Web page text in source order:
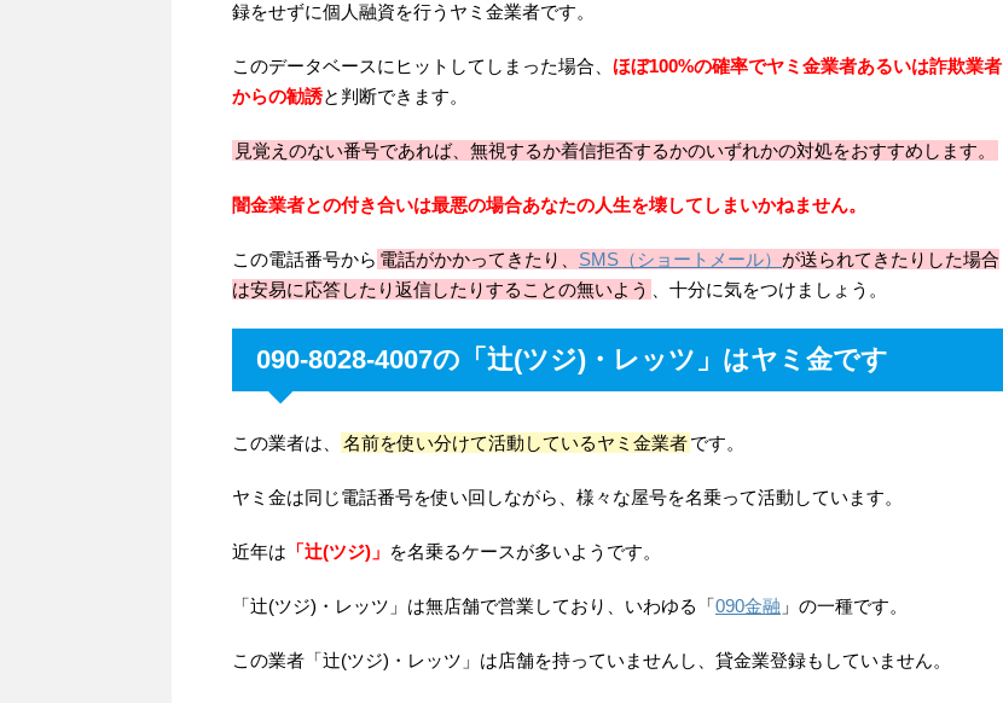
録をせずに個人融資を行うヤミ金業者です。
このデータベースにヒットしてしまった場合、 ほぼ100%の確率でヤミ金業者あるいは詐欺業者
からの勧誘と判断できます。
見覚えのない番号であれば、無視するか着信拒否するかのいずれかの対処をおすすめします。
闇金業者との付き合いは最悪の場合あなたの人生を壊してしまいかねません。
この電話番号から 電話がかかってきたり、 SMS（ショートメール） が送られてきたりした場合
は安易に応答したり返信したりすることの無いよう
、十分に気をつけましょう。
090-8028-4007の「辻(ツジ)・レッツ」はヤミ金です
この業者は、 名前を使い分けて活動しているヤミ金業者です。
ヤミ金は同じ電話番号を使い回しながら、様々な屋号を名乗って活動しています。
近年は 「辻(ツジ)」 を名乗るケースが多いようです。
「辻(ツジ)・レッツ」は無店舗で営業しており、いわゆる「090金融 」の一種です。
この業者「辻(ツジ)・レッツ」は店舗を持っていませんし、貸金業登録もしていません。